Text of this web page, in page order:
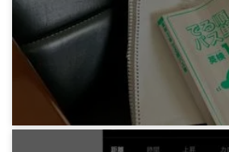
正月デブを防ぐ年末年始ぶ
2025-2026
みろりHP